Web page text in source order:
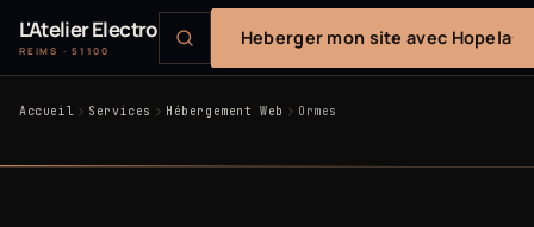
L'Atelier Electro
REIMS · 51100
Heberger mon site avec Hopela
Accueil Services Hébergement Web Ormes